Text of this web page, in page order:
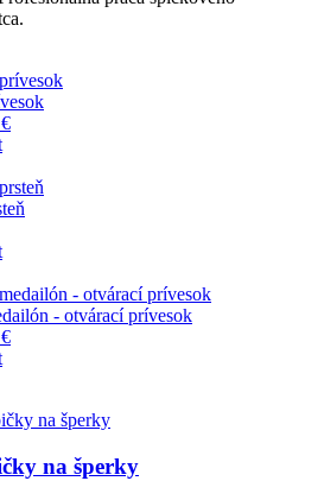
- otvárací prívesok
na šperky